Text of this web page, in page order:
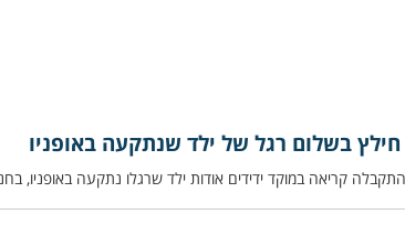
חילץ בשלום רגל של ילד שנתקעה באופניו
קריאה במוקד ידידים אודות ילד שרגלו נתקעה באופניו,